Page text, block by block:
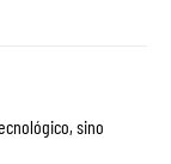
sino